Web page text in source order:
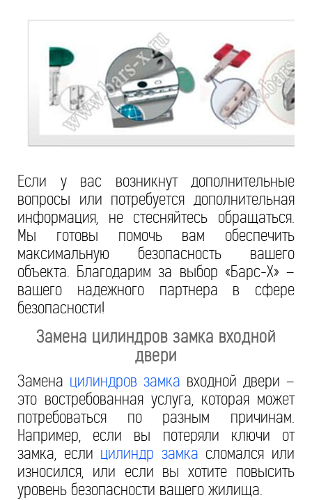
Если у вас возникнут дополнительные
вопросы или потребуется дополнительная
информация, не стесняйтесь обращаться.
Мы готовы помочь вам обеспечить
максимальную безопасность вашего
объекта. Благодарим за выбор «Барс-Х» –
вашего надежного партнера в сфере
безопасности!
Замена цилиндров замка входной
двери
Замена цилиндров замка входной двери –
это востребованная услуга, которая может
потребоваться по разным причинам.
Например, если вы потеряли ключи от
замка, если цилиндр замка сломался или
износился, или если вы хотите повысить
уровень безопасности вашего жилища.